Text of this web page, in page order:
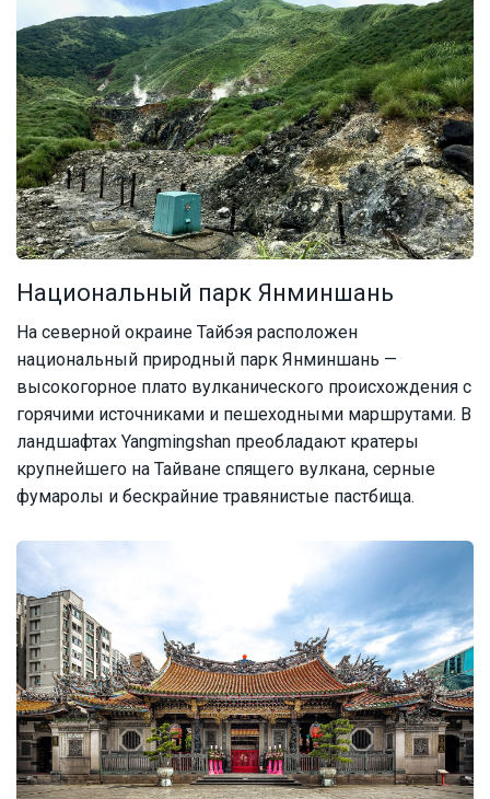
Национальный парк Янминшань
На северной окраине Тайбэя расположен
национальный природный парк Янминшань —
высокогорное плато вулканического происхождения с
горячими источниками и пешеходными маршрутами. В
ландшафтах Yangmingshan преобладают кратеры
крупнейшего на Тайване спящего вулкана, серные
фумаролы и бескрайние травянистые пастбища.